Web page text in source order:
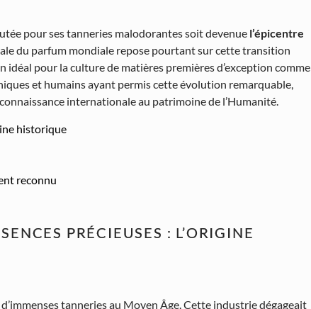
pour ses tanneries malodorantes soit devenue l’épicentre
du parfum mondiale repose pourtant sur cette transition
pour la culture de matières premières d’exception comme
et humains ayant permis cette évolution remarquable,
internationale au patrimoine de l’Humanité.
historique
reconnu
PRÉCIEUSES : L’ORIGINE
tanneries au Moyen Âge. Cette industrie dégageait